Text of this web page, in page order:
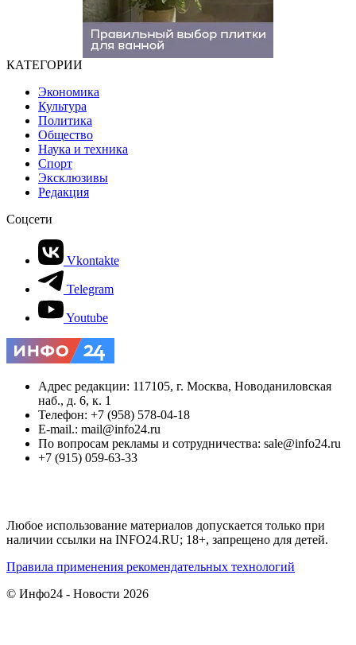
КАТЕГОРИИ
Экономика
Культура
Политика
Общество
Наука и техника
Спорт
Эксклюзивы
Редакция
Соцсети
Vkontakte
Telegram
Youtube
Адрес редакции: 117105, г. Москва, Новоданиловская
наб., д. 6, к. 1
Телефон: +7 (958) 578-04-18
E-mail.: mail@info24.ru
По вопросам рекламы и сотрудничества: sale@info24.ru
+7 (915) 059-63-33
Любое использование материалов допускается только при
наличии ссылки на INFO24.RU; 18+, запрещено для детей.
Правила применения рекомендательных технологий
© Инфо24 - Новости 2026